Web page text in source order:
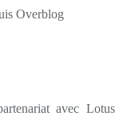
Overblog
avec Lotus